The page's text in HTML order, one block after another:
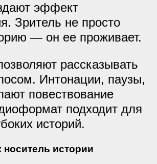
эффект
Зритель не просто
— он ее проживает.
рассказывать
Интонации, паузы,
повествование
подходит для
историй.
носитель истории